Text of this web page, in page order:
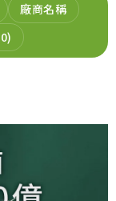
廠商名稱
0